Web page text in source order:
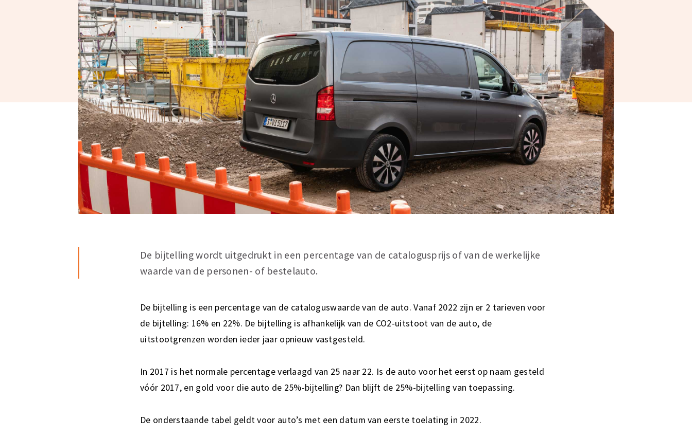
De bijtelling wordt uitgedrukt in een percentage van de catalogusprijs of van de werkelijke
waarde van de personen- of bestelauto.
De bijtelling is een percentage van de cataloguswaarde van de auto. Vanaf 2022 zijn er 2 tarieven voor
de bijtelling: 16% en 22%. De bijtelling is afhankelijk van de CO2-uitstoot van de auto, de
uitstootgrenzen worden ieder jaar opnieuw vastgesteld.
In 2017 is het normale percentage verlaagd van 25 naar 22. Is de auto voor het eerst op naam gesteld
vóór 2017, en gold voor die auto de 25%-bijtelling? Dan blijft de 25%-bijtelling van toepassing.
De onderstaande tabel geldt voor auto’s met een datum van eerste toelating in 2022.